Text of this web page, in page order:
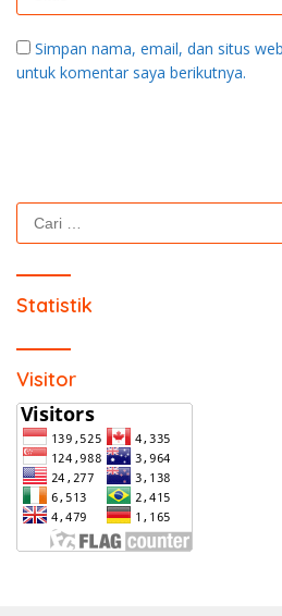
Simpan nama, email, dan situs
untuk komentar saya berikutnya.
Cari
untuk:
Statistik
Visitor